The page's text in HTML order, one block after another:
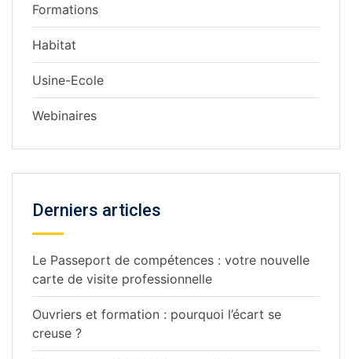
Formations
Habitat
Usine-Ecole
Webinaires
Derniers articles
Le Passeport de compétences : votre nouvelle
carte de visite professionnelle
Ouvriers et formation : pourquoi l’écart se
creuse ?